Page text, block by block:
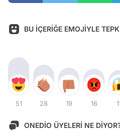
BU İÇERİĞE EMOJİYLE
51 28 19 16
ONEDİO ÜYELERİ NE